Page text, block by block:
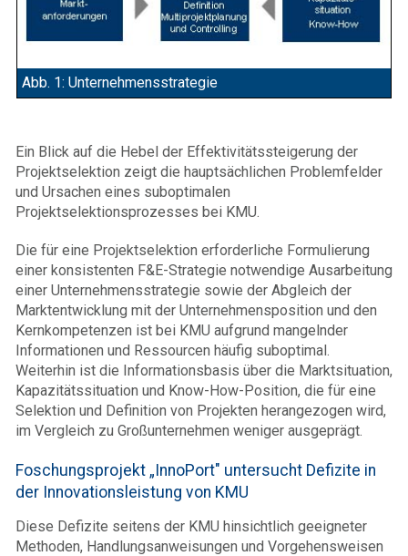
Abb. 1: Unternehmensstrategie
Ein Blick auf die Hebel der Effektivitätssteigerung der
Projektselektion zeigt die hauptsächlichen Problemfelder
und Ursachen eines suboptimalen
Projektselektionsprozesses bei KMU.
Die für eine Projektselektion erforderliche Formulierung
einer konsistenten F&E-Strategie notwendige Ausarbeitung
einer Unternehmensstrategie sowie der Abgleich der
Marktentwicklung mit der Unternehmensposition und den
Kernkompetenzen ist bei KMU aufgrund mangelnder
Informationen und Ressourcen häufig suboptimal.
Weiterhin ist die Informationsbasis über die Marktsituation,
Kapazitätssituation und Know-How-Position, die für eine
Selektion und Definition von Projekten herangezogen wird,
im Vergleich zu Großunternehmen weniger ausgeprägt.
Foschungsprojekt „InnoPort" untersucht Defizite in
der Innovationsleistung von KMU
Diese Defizite seitens der KMU hinsichtlich geeigneter
Methoden, Handlungsanweisungen und Vorgehensweisen